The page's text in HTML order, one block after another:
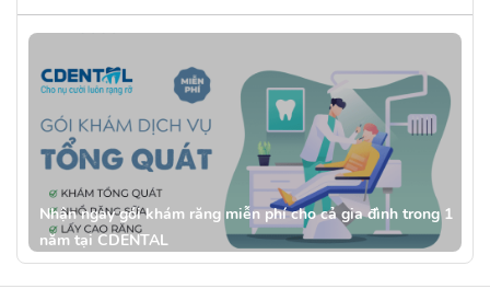
Nhận ngay gói khám răng miễn phí cho cả gia đình trong 1
năm tại CDENTAL